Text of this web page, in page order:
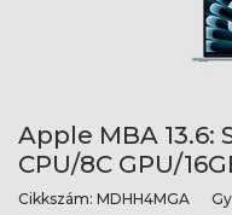
Apple MBA 13.6:
CPU/8C GPU/
Cikkszám: MDHH4MGA